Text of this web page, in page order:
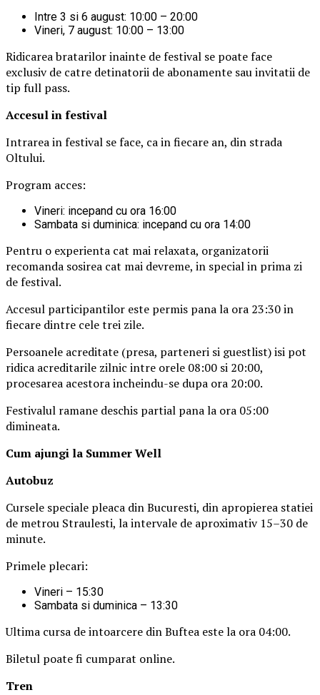
Intre 3 si 6 august: 10:00 – 20:00
Vineri, 7 august: 10:00 – 13:00
Ridicarea bratarilor inainte de festival se poate face
exclusiv de catre detinatorii de abonamente sau invitatii de
tip full pass.
Accesul in festival
Intrarea in festival se face, ca in fiecare an, din strada
Oltului.
Program acces:
Vineri: incepand cu ora 16:00
Sambata si duminica: incepand cu ora 14:00
Pentru o experienta cat mai relaxata, organizatorii
recomanda sosirea cat mai devreme, in special in prima zi
de festival.
Accesul participantilor este permis pana la ora 23:30 in
fiecare dintre cele trei zile.
Persoanele acreditate (presa, parteneri si guestlist) isi pot
ridica acreditarile zilnic intre orele 08:00 si 20:00,
procesarea acestora incheindu-se dupa ora 20:00.
Festivalul ramane deschis partial pana la ora 05:00
dimineata.
Cum ajungi la Summer Well
Autobuz
Cursele speciale pleaca din Bucuresti, din apropierea statiei
de metrou Straulesti, la intervale de aproximativ 15–30 de
minute.
Primele plecari:
Vineri – 15:30
Sambata si duminica – 13:30
Ultima cursa de intoarcere din Buftea este la ora 04:00.
Biletul poate fi cumparat online.
Tren